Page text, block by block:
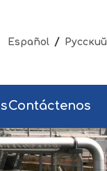
Español / Pусский
Contáctenos